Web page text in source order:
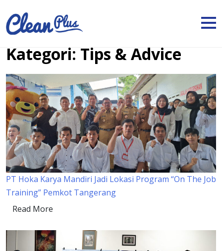
Kategori: Tips & Advice
PT Hoka Karya Mandiri Jadi Lokasi Program “On The Job
Training” Pemkot Tangerang
Read More